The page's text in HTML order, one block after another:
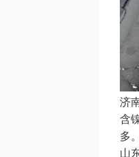
济
含
多
山